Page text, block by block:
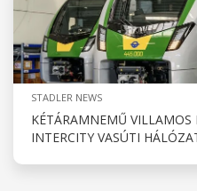
STADLER NEWS
KÉTÁRAMNEMŰ
INTERCITY VASÚTI